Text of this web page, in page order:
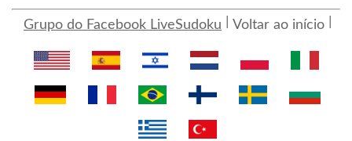
Grupo do Facebook LiveSudoku Voltar ao início